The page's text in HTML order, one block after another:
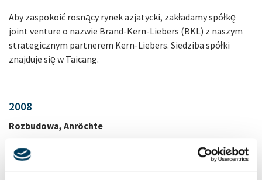
Aby zaspokoić rosnący rynek azjatycki, zakładamy spółkę
joint venture o nazwie Brand-Kern-Liebers (BKL) z naszym
strategicznym partnerem Kern-Liebers. Siedziba spółki
znajduje się w Taicang.
2008
Rozbudowa, Anröchte
Budowa nowej hali produkcyjno-magazynowej o powierzchni
8000 metrów kwadratowych oraz budynku administracyjnego